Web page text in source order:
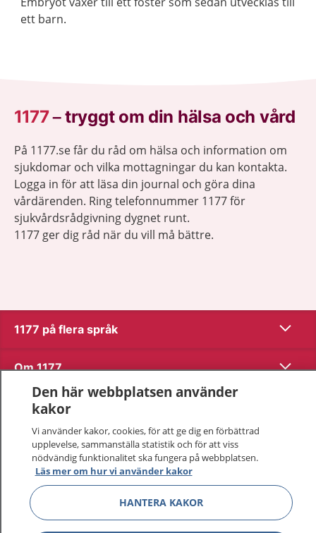
ett barn.
1177–tryggt om din hälsa och vård
På 1177.se får du råd om hälsa och information om
sjukdomar och vilka mottagningar du kan kontakta.
Logga in för att läsa din journal och göra dina
vårdärenden. Ring telefonnummer 1177 för
sjukvårdsrådgivning dygnet runt.
1177 ger dig råd när du vill må bättre.
1177 på flera språk Visa
Om 1177 Visa
Kontakt
Behandling av personuppgifter
Hantering av kakor
Den här webbplatsen använder
kakor
Vi använder kakor, cookies, för att ge dig en förbättrad
upplevelse, sammanställa statistik och för att viss
nödvändig funktionalitet ska fungera på webbplatsen.
Läs mer om hur vi använder kakor
HANTERA KAKOR